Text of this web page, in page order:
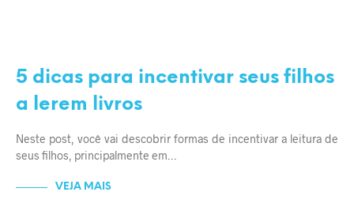
5 dicas para incentivar seus filhos
a lerem livros
Neste post, você vai descobrir formas de incentivar a leitura de
seus filhos, principalmente em…
VEJA MAIS